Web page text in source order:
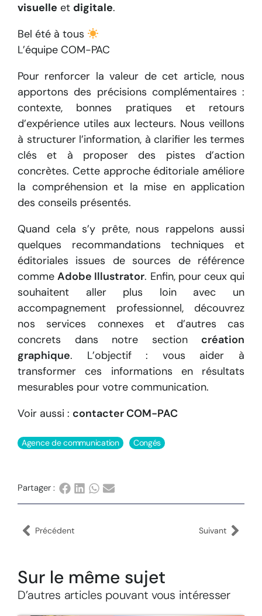
visuelle et digitale.
Bel été à tous
L’équipe COM-PAC
Pour renforcer la valeur de cet article, nous
apportons des précisions complémentaires :
contexte, bonnes pratiques et retours
d’expérience utiles aux lecteurs. Nous veillons
à structurer l’information, à clarifier les termes
clés et à proposer des pistes d’action
concrètes. Cette approche éditoriale améliore
la compréhension et la mise en application
des conseils présentés.
Quand cela s’y prête, nous rappelons aussi
quelques recommandations techniques et
éditoriales issues de sources de référence
commeAdobe Illustrator. Enfin, pour ceux qui
souhaitent aller plus loin avec un
accompagnement professionnel, découvrez
nos services connexes et d’autres cas
concrets dans notre section création
graphique. L’objectif : vous aider à
transformer ces informations en résultats
mesurables pour votre communication.
Voir aussi : contacter COM-PAC
Agence de communication Congés
Partager :
Précédent Suivant
Sur le même sujet
D’autres articles pouvant vous intéresser